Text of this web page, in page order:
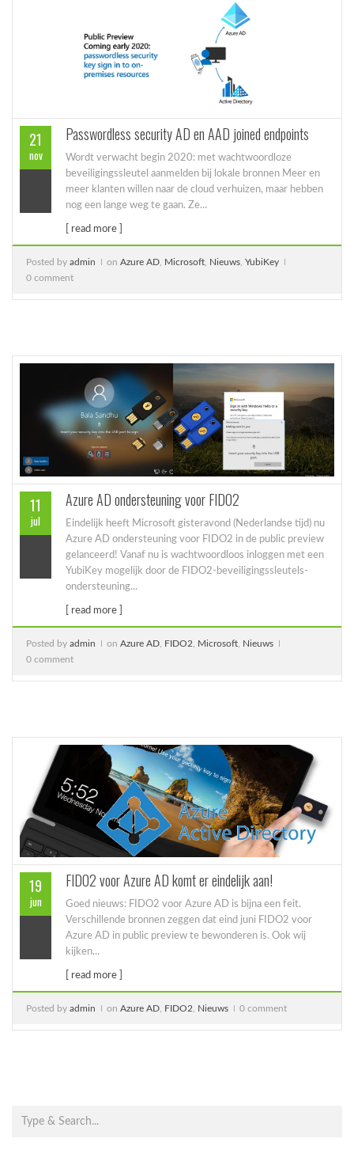
21
nov
Passwordless security AD en AAD joined endpoints
Wordt verwacht begin 2020: met wachtwoordloze
beveiligingssleutel aanmelden bij lokale bronnen Meer en
meer klanten willen naar de cloud verhuizen, maar hebben
nog een lange weg te gaan. Ze...
[ read more ]
Posted by admin on Azure AD Microsoft Nieuws YubiKey
0 comment
11
jul
Azure AD ondersteuning voor FIDO2
Eindelijk heeft Microsoft gisteravond (Nederlandse tijd) nu
Azure AD ondersteuning voor FIDO2 in de public preview
gelanceerd! Vanaf nu is wachtwoordloos inloggen met een
YubiKey mogelijk door de FIDO2-beveiligingssleutels-
ondersteuning...
[ read more ]
Posted by admin on Azure AD FIDO2 Microsoft Nieuws
0 comment
19
jun
FIDO2 voor Azure AD komt er eindelijk aan!
Goed nieuws: FIDO2 voor Azure AD is bijna een feit.
Verschillende bronnen zeggen dat eind juni FIDO2 voor
Azure AD in public preview te bewonderen is. Ook wij
kijken...
[ read more ]
Posted by admin on Azure AD FIDO2 Nieuws 0 comment